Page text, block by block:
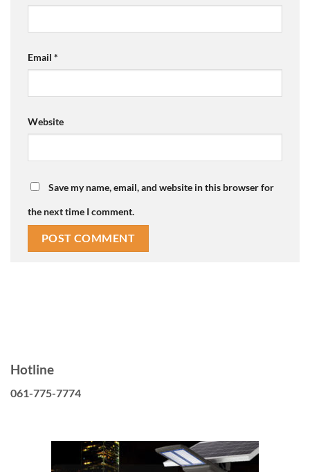
Email *
Website
Save my name, email, and website in this browser for
the next time I comment.
Hotline
061-775-7774